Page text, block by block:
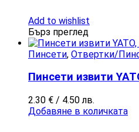
Add to wishlist
Бърз преглед
Пинсети, Отвертки/
Пинсети извити
2.30 € / 4.50 лв.
Добавяне в количката